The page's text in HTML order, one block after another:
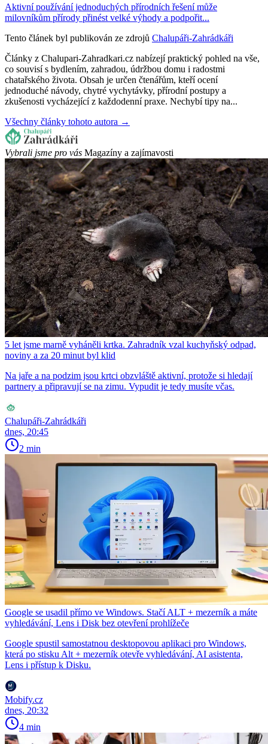
Aktivní používání jednoduchých přírodních řešení může
milovníkům přírody přinést velké výhody a podpořit...
Tento článek byl publikován ze zdrojů Chalupáři-Zahrádkáři
Články z Chalupari-Zahradkari.cz nabízejí praktický pohled na vše,
co souvisí s bydlením, zahradou, údržbou domu i radostmi
chatařského života. Obsah je určen čtenářům, kteří ocení
jednoduché návody, chytré vychytávky, přírodní postupy a
zkušenosti vycházející z každodenní praxe. Nechybí tipy na...
Všechny články tohoto autora →
Vybrali jsme pro vás Magazíny a zajímavosti
5 let jsme marně vyháněli krtka. Zahradník vzal kuchyňský odpad,
noviny a za 20 minut byl klid
Na jaře a na podzim jsou krtci obzvláště aktivní, protože si hledají
partnery a připravují se na zimu. Vypudit je tedy musíte včas.
Chalupáři-Zahrádkáři
dnes, 20:45
2 min
Google se usadil přímo ve Windows. Stačí ALT + mezerník a máte
vyhledávání, Lens i Disk bez otevření prohlížeče
Google spustil samostatnou desktopovou aplikaci pro Windows,
která po stisku Alt + mezerník otevře vyhledávání, AI asistenta,
Lens i přístup k Disku.
Mobify.cz
dnes, 20:32
4 min